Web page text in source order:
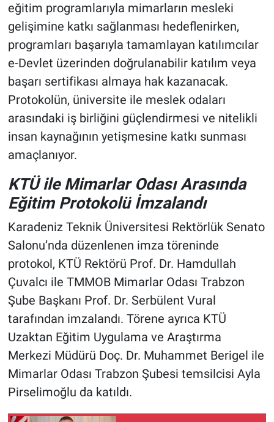
eğitim programlarıyla mimarların mesleki
gelişimine katkı sağlanması hedeflenirken,
programları başarıyla tamamlayan katılımcılar
e-Devlet üzerinden doğrulanabilir katılım veya
başarı sertifikası almaya hak kazanacak.
Protokolün, üniversite ile meslek odaları
arasındaki iş birliğini güçlendirmesi ve nitelikli
insan kaynağının yetişmesine katkı sunması
amaçlanıyor.
KTÜ ile Mimarlar Odası Arasında
Eğitim Protokolü İmzalandı
Karadeniz Teknik Üniversitesi Rektörlük Senato
Salonu’nda düzenlenen imza töreninde
protokol, KTÜ Rektörü Prof. Dr. Hamdullah
Çuvalcı ile TMMOB Mimarlar Odası Trabzon
Şube Başkanı Prof. Dr. Serbülent Vural
tarafından imzalandı. Törene ayrıca KTÜ
Uzaktan Eğitim Uygulama ve Araştırma
Merkezi Müdürü Doç. Dr. Muhammet Berigel ile
Mimarlar Odası Trabzon Şubesi temsilcisi Ayla
Pirselimoğlu da katıldı.